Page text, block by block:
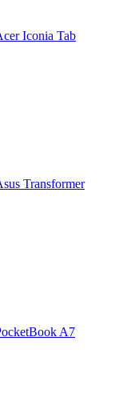
Iconia Tab
Transformer
A7